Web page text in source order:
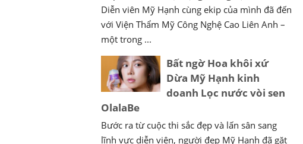
Diễn viên Mỹ Hạnh cùng ekip của mình đã đến
với Viện Thẩm Mỹ Công Nghệ Cao Liên Anh –
một trong ...
Bất ngờ Hoa khôi xứ
Dừa Mỹ Hạnh kinh
doanh Lọc nước vòi sen
OlalaBe
Bước ra từ cuộc thi sắc đẹp và lấn sân sang
lĩnh vực diễn viên, người đẹp Mỹ Hạnh đã gặt